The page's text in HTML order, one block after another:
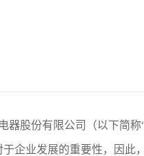
器股份有限公司 （以下简称
企业发展的重要性，因此